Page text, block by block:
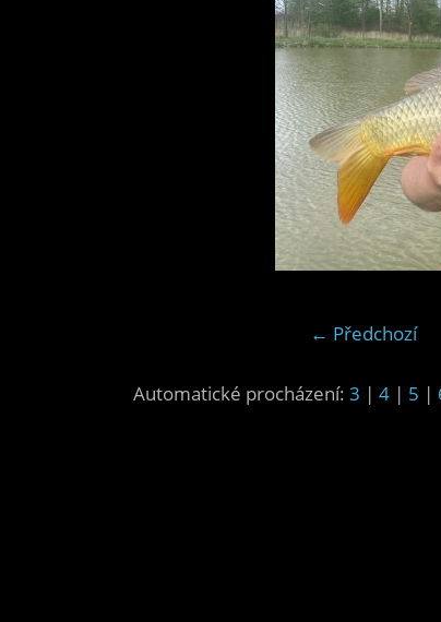
← Předchozí
Automatické procházení: 3 | 4 | 5 |